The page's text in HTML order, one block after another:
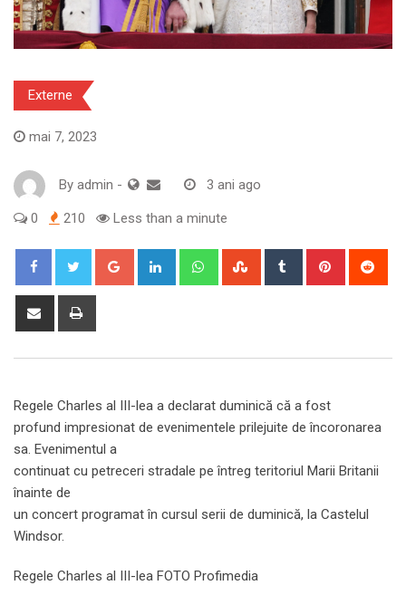
Externe
mai 7, 2023
By admin - 3 ani ago
0 210 Less than a minute
Google+ LinkedIn WhatsappStumbleUpon
Tumblr Pinterest
Share
Regele Charles al III-lea a declarat duminică că a fost
profund impresionat de evenimentele prilejuite de încoronarea
sa. Evenimentul a
continuat cu petreceri stradale pe întreg teritoriul Marii Britanii
înainte de
un concert programat în cursul serii de duminică, la Castelul
Windsor.
Regele Charles al III-lea FOTO Profimedia